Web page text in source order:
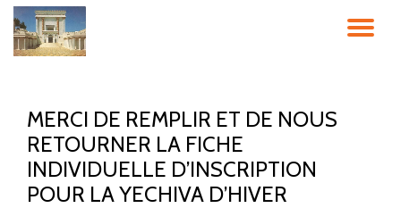
Aller
MERCI DE REMPLIR ET DE NOUS
RETOURNER LA FICHE
INDIVIDUELLE D’INSCRIPTION
POUR LA YECHIVA D’HIVER